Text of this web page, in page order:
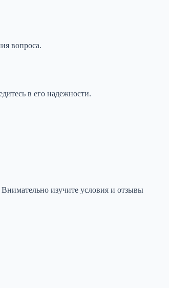
вопроса.
в его надежности.
изучите условия и отзывы